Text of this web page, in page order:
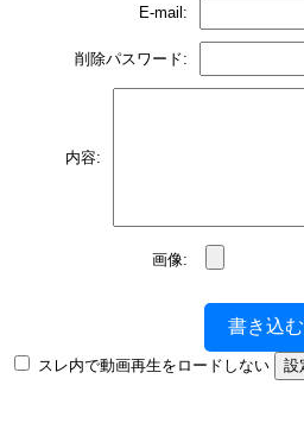
E-mail:
削除パスワード:
内容:
画像:
書き込む
スレ内で動画再生をロードしない